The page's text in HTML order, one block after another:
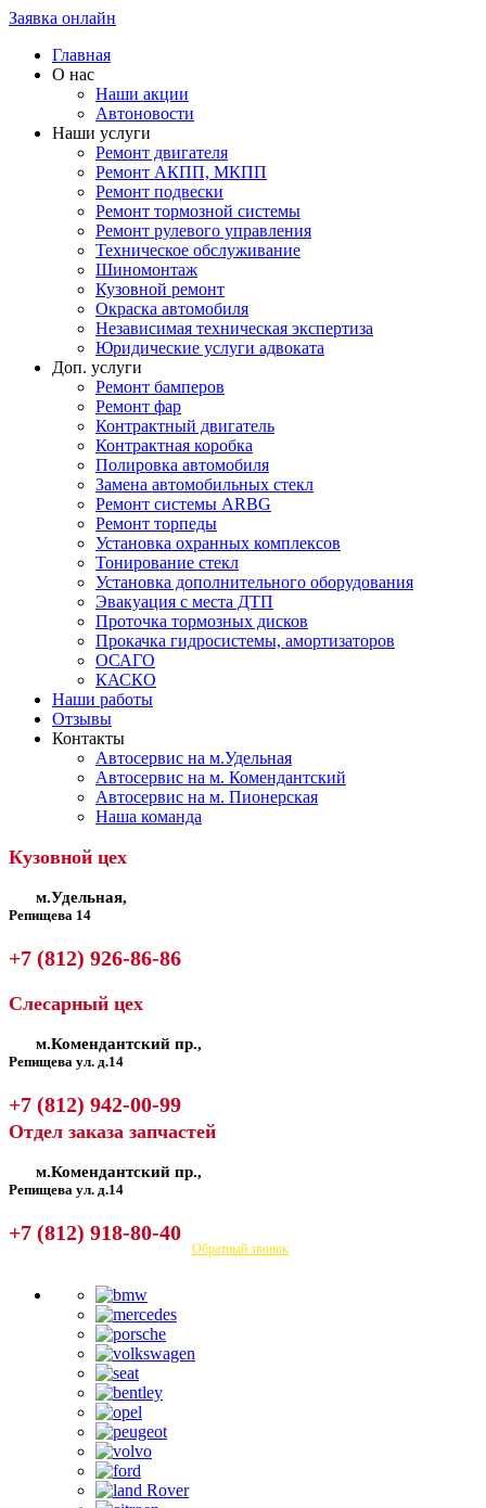
Заявка онлайн
Главная
О нас
Наши акции
Автоновости
Наши услуги
Ремонт двигателя
Ремонт АКПП, МКПП
Ремонт подвески
Ремонт тормозной системы
Ремонт рулевого управления
Техническое обслуживание
Шиномонтаж
Кузовной ремонт
Окраска автомобиля
Независимая техническая экспертиза
Юридические услуги адвоката
Доп. услуги
Ремонт бамперов
Ремонт фар
Контрактный двигатель
Контрактная коробка
Полировка автомобиля
Замена автомобильных стекл
Ремонт системы ARBG
Ремонт торпеды
Установка охранных комплексов
Тонирование стекл
Установка дополнительного оборудования
Эвакуация с места ДТП
Проточка тормозных дисков
Прокачка гидросистемы, амортизаторов
ОСАГО
КАСКО
Наши работы
Отзывы
Контакты
Автосервис на м.Удельная
Автосервис на м. Комендантский
Автосервис на м. Пионерская
Наша команда
Кузовной цех
м.Удельная,
Репищева 14
+7 (812) 926-86-86
Слесарный цех
м.Комендантский пр.,
Репищева ул. д.14
+7 (812) 942-00-99
Отдел заказа запчастей
м.Комендантский пр.,
Репищева ул. д.14
+7 (812) 918-80-40
Посмотреть на карте Обратный звонок